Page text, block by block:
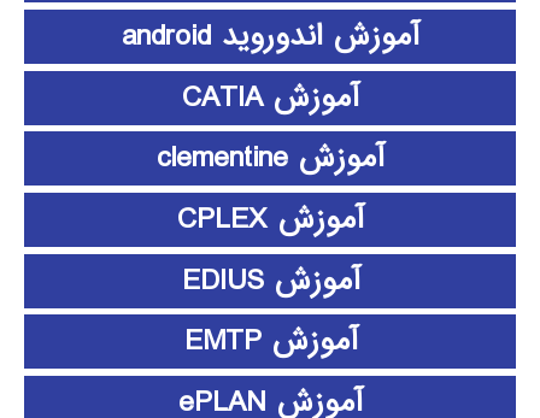
آموزش اندوروید android
آموزش CATIA
آموزش clementine
آموزش CPLEX
آموزش EDIUS
آموزش EMTP
آموزش ePLAN